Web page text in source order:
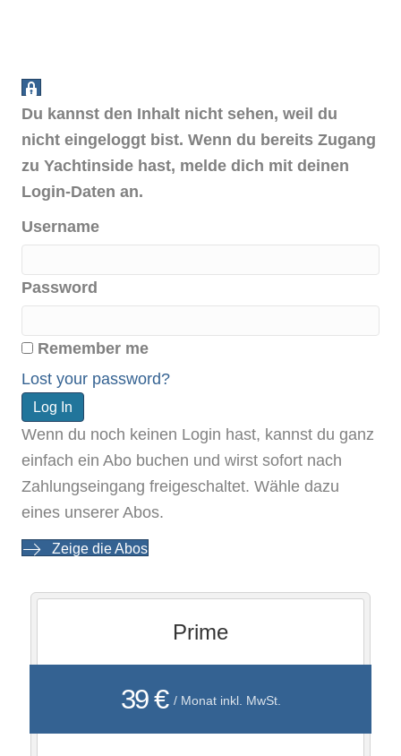
Du kannst den Inhalt nicht sehen, weil du
nicht eingeloggt bist. Wenn du bereits Zugang
zu Yachtinside hast, melde dich mit deinen
Login-Daten an.
Username
Password
Remember me
Lost your password?
Wenn du noch keinen Login hast, kannst du ganz
einfach ein Abo buchen und wirst sofort nach
Zahlungseingang freigeschaltet. Wähle dazu
eines unserer Abos.
Zeige die Abos
Prime
39 € / Monat inkl. MwSt.